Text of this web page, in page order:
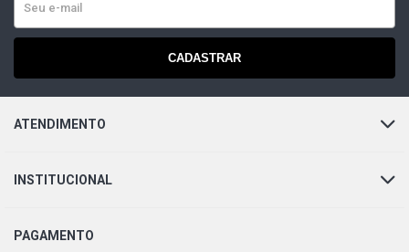
CADASTRAR
ATENDIMENTO
INSTITUCIONAL
PAGAMENTO